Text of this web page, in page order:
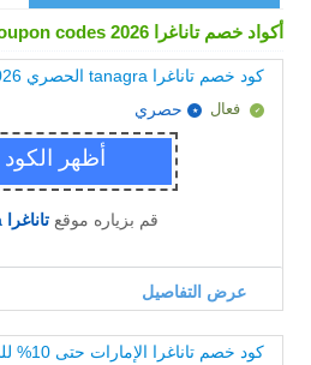
أكواد خصم تاناغرا Tanagra Coupon codes 2026
كود خصم تاناغرا tanagra الحصري 2026 لخصومات الديكورات
فعال حصري
قم بزياره موقعتاناغرا Tanagra
عرض التفاصيل
كود خصم تاناغرا الإمارات حتى 10% للديكور